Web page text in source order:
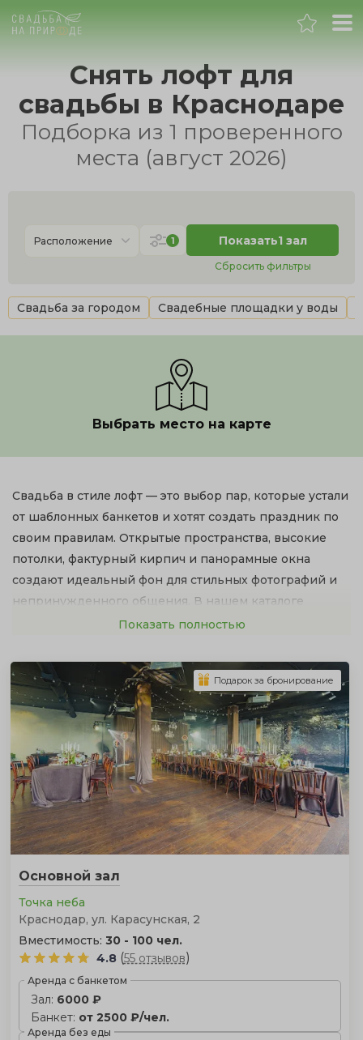
Краснодар
Банкет
Свадьба
Выпускной
Новогодний корпоратив
Снять лофт для
свадьбы в Краснодаре
Подборка из 1 проверенного
местa (август 2026)
Расположение 1 Показать1 зал
Сбросить фильтры
Свадьба за городом Свадебные площадки у воды
Выбрать место на карте
Свадьба в стиле лофт — это выбор пар, которые устали
от шаблонных банкетов и хотят создать праздник по
своим правилам. Открытые пространства, высокие
потолки, фактурный кирпич и панорамные окна
создают идеальный фон для стильных фотографий и
непринужденного общения. В нашем каталоге
собраны лучшие лофты Краснодара: от уютных
площадок.
Ниже представлен полный список свободных
площадок с актуальными ценами. Используйте
фильтры, чтобы подобрать идеальное место по
вместимости и району.
Показать полностью
Основной зал
Точка неба
Краснодар, ул. Карасунская, 2
Вместимость: 30 - 100 чел.
4.8 (55 отзывов)
Аренда с банкетом
Зал: 6000 ₽
Банкет: от 2500 ₽/чел.
Аренда без еды
Подарок за бронирование